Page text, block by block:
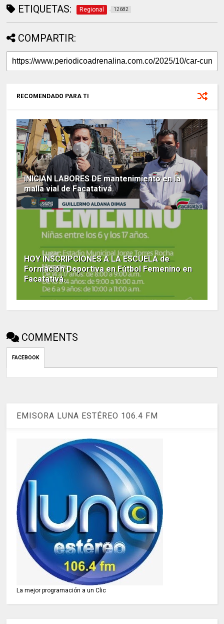
ETIQUETAS: Regional 12682
COMPARTIR:
RECOMENDADO PARA TI
INICIAN LABORES DE mantenimiento en la
malla vial de Facatativá.
HOY INSCRIPCIONES A LA ESCUELA de
Formación Deportiva en Fútbol Femenino en
Facatativá.
COMMENTS
FACEBOOK
EMISORA LUNA ESTÉREO 106.4 FM
La mejor programación a un Clic